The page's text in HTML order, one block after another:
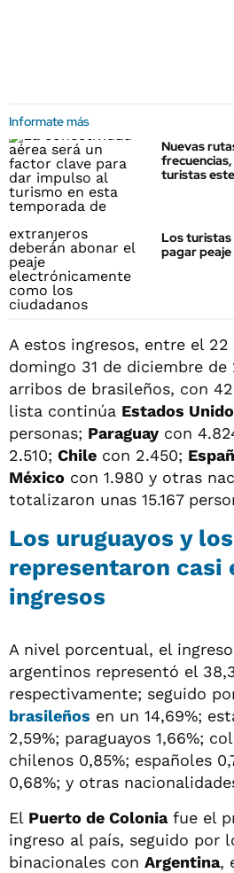
Informate más
Nuevas
turistas
Los
pagar
A estos ingresos, entre el
domingo 31 de diciembre
arribos de brasileños, con
lista continúa Estados
personas; Paraguay con
2.510; Chile con 2.450;
México con 1.980 y otras
totalizaron unas 15.167
Los uruguayos y
representaron casi
ingresos
A nivel porcentual, el
argentinos representó el
respectivamente; seguido
brasileños en un 14,69%;
2,59%; paraguayos 1,66%;
chilenos 0,85%; españoles
0,68%; y otras
El Puerto de Coloniafue el
ingreso al país, seguido por
binacionales con Argentina,